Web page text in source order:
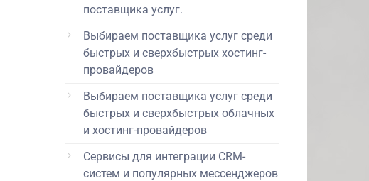
поставщика услуг.
Выбираем поставщика услуг среди
быстрых и сверхбыстрых хостинг-
провайдеров
Выбираем поставщика услуг среди
быстрых и сверхбыстрых облачных
и хостинг-провайдеров
Сервисы для интеграции CRM-
систем и популярных мессенджеров